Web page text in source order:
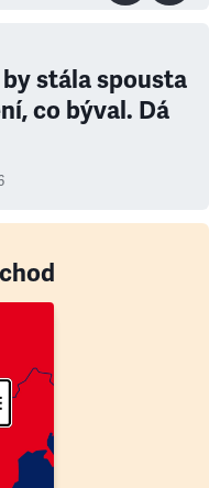
stála spousta
co býval. Dá